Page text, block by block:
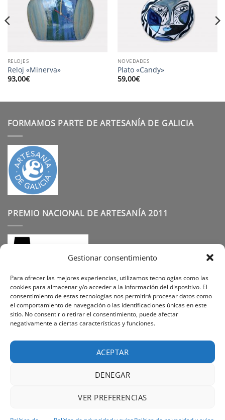
Gestionar consentimiento
Para ofrecer las mejores experiencias, utilizamos tecnologías como las
cookies para almacenar y/o acceder a la información del dispositivo. El
consentimiento de estas tecnologías nos permitirá procesar datos como
el comportamiento de navegación o las identificaciones únicas en este
sitio. No consentir o retirar el consentimiento, puede afectar
negativamente a ciertas características y funciones.
ACEPTAR
DENEGAR
VER PREFERENCIAS
RELOJES
Reloj «Minerva»
93,00€
NOVEDADES
Plato «Candy»
59,00€
FORMAMOS PARTE DE ARTESANÍA DE GALICIA
PREMIO NACIONAL DE ARTESANÍA 2011
SÍGUENOS